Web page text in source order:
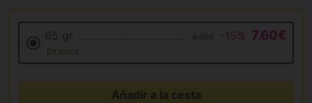
65 gr -15% 7.60€
En stock
Añadir a la cesta